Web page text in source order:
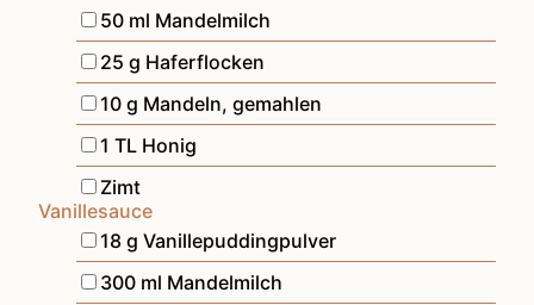
▢
50 ml Mandelmilch
▢
25 g Haferflocken
▢
10 g Mandeln, gemahlen
▢
1 TL Honig
▢
Zimt
Vanillesauce
▢
18 g Vanillepuddingpulver
▢
300 ml Mandelmilch